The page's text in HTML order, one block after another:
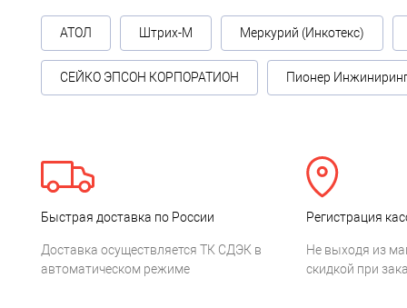
АТОЛ Штрих-М Меркурий (Инкотекс)
СЕЙКО ЭПСОН КОРПОРАТИОН Пионер
Быстрая доставка по России
Доставка осуществляется ТК СДЭК в
автоматическом режиме
Регистрация
Не выходя из
скидкой при